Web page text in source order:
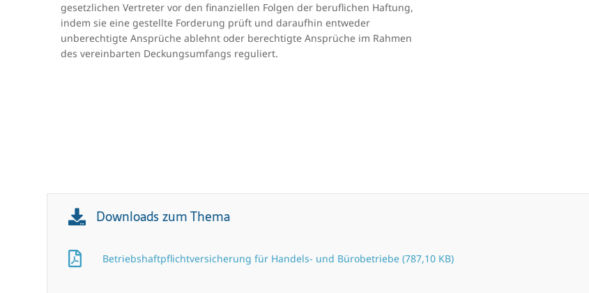
gesetzlichen Vertreter vor den finanziellen Folgen der beruflichen Haftung,
indem sie eine gestellte Forderung prüft und daraufhin entweder
unberechtigte Ansprüche ablehnt oder berechtigte Ansprüche im Rahmen
des vereinbarten Deckungsumfangs reguliert.
Downloads zum Thema
Betriebshaftpflichtversicherung für Handels- und Bürobetriebe (787,10 KB)